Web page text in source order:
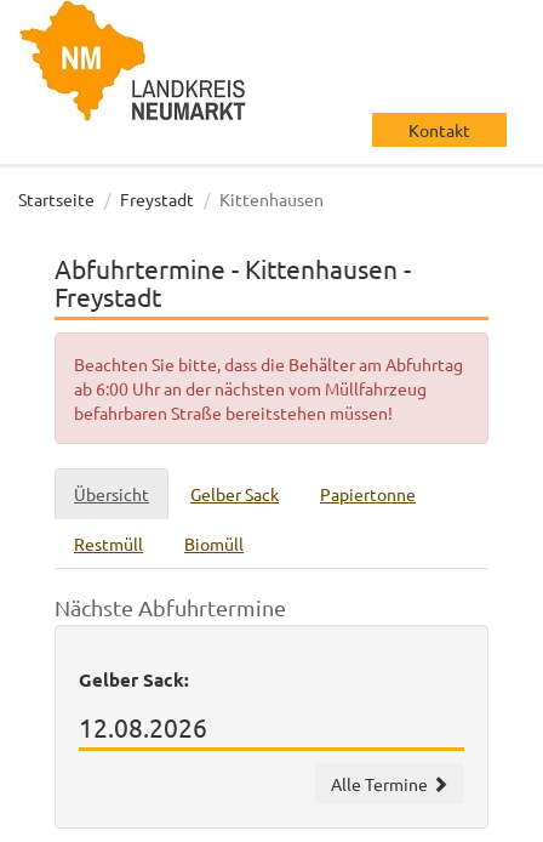
Kontakt
Startseite Freystadt Kittenhausen
Abfuhrtermine - Kittenhausen -
Freystadt
Beachten Sie bitte, dass die Behälter am Abfuhrtag
ab 6:00 Uhr an der nächsten vom Müllfahrzeug
befahrbaren Straße bereitstehen müssen!
Übersicht Gelber Sack Papiertonne
Restmüll Biomüll
Nächste Abfuhrtermine
Gelber Sack:
12.08.2026
Alle Termine